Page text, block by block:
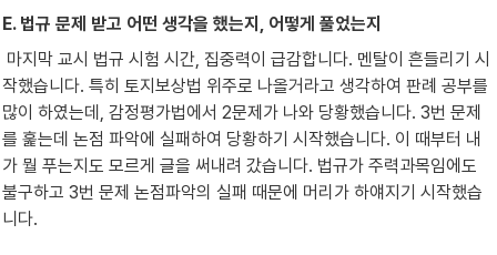
E. 법규 문제 받고 어떤 생각을 했는지, 어떻게 풀었는지
작했습니다. 특히 토지보상법 위주로 나올거라고 생각하여 판례 공부를
많이 하였는데, 감정평가법에서 2문제가 나와 당황했습니다. 3번 문제
를 훑는데 논점 파악에 실패하여 당황하기 시작했습니다. 이 때부터 내
가 뭘 푸는지도 모르게 글을 써내려 갔습니다. 법규가 주력과목임에도
불구하고 3번 문제 논점파악의 실패 때문에 머리가 하얘지기 시작했습
니다.